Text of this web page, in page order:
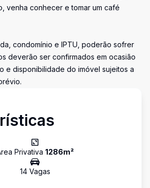
venha conhecer e tomar um café
condomínio e IPTU, poderão sofrer
deverão ser confirmados em ocasião
e disponibilidade do imóvel sujeitos a
Privativa 1286m²
14Vagas